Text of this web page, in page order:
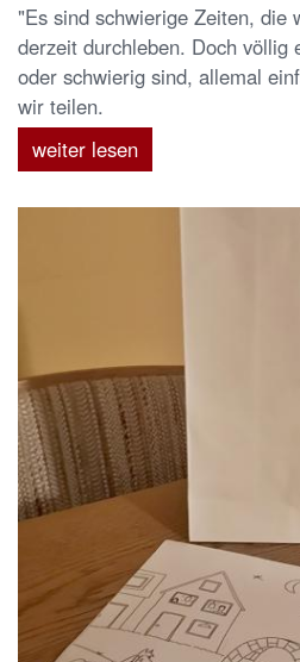
"Es sind schwierige Zeiten, die
derzeit durchleben. Doch völlig
oder schwierig sind, allemal
wir teilen.
weiter lesen